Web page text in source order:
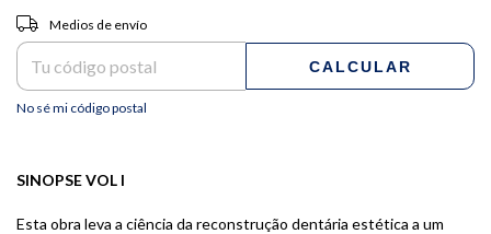
Entregas para el CP:
Medios de envío
CALCULAR
No sé mi código postal
SINOPSE VOL I
Esta obra leva a ciência da reconstrução dentária estética a um